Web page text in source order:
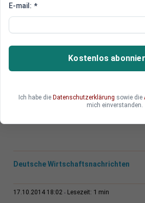
Dax gewinnt 3,1 Prozent
Börse: Kurserholung
Versprechen, Dax
Plus
Nachdem versprochenen
Staatsanleihen der Euro-
gefallen. Der Dax schloss mit
Deutsche Wirtschaftsnachrichten
17.10.2014 18:02 Lesezeit: 1 min
E-mail: *
Kostenlos
Ich habe die Datenschutzerklärung sowie die
mich einverstanden.